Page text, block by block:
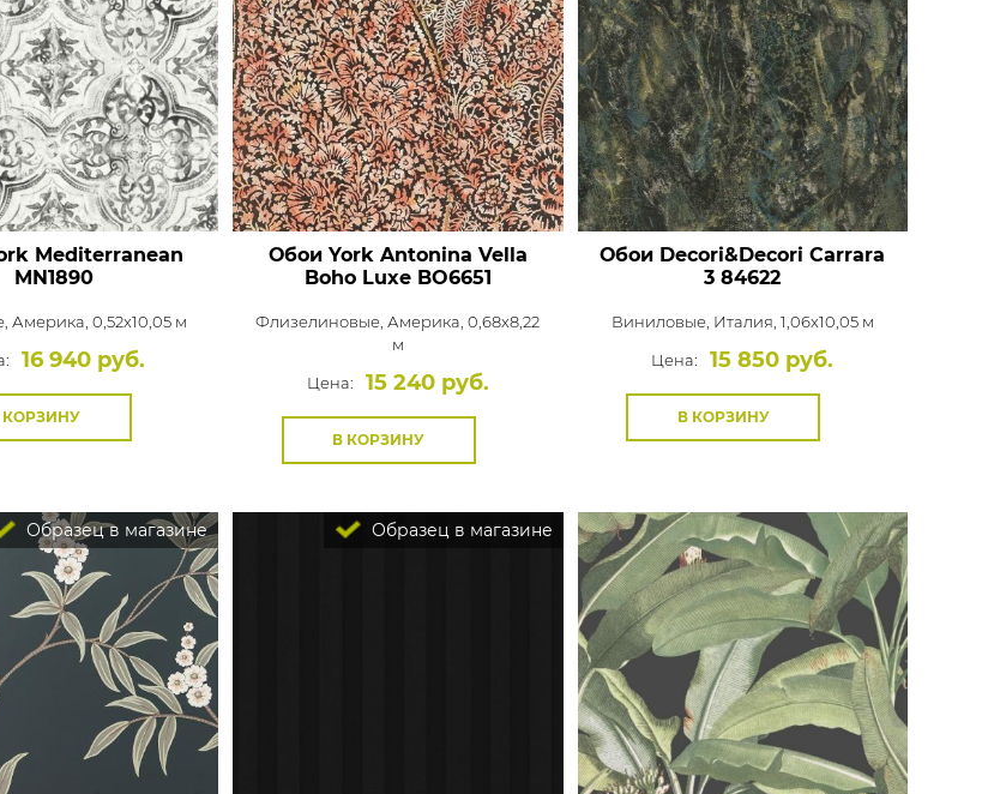
Mediterranean
MN1890
Америка, 0,52x10,05 м
16 940 руб.
КОРЗИНУ
Обои York Antonina Vella
Boho LuxeBO6651
Флизелиновые,Америка, 0,68x8,22
м
Цена:
15 240 руб.
В КОРЗИНУ
Обои Decori&Decori Carrara
3 84622
Виниловые, Италия, 1,06x10,05 м
Цена:
15 850 руб.
В КОРЗИНУ
Образец в магазине Образец в магазине